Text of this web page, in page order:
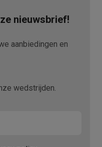
nieuwsbrief!
aanbiedingen en
wedstrijden.